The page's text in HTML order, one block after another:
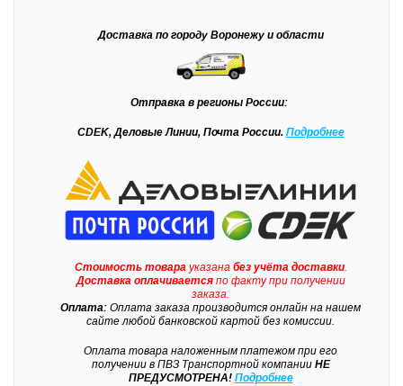
Доставка по городу Воронежу и области
Отправка в регионы России:
CDEK, Деловые Линии, Почта России. Подробнее
Стоимость товарауказана без учёта доставки.
Доставкаоплачиваетсяпо факту при получении
заказа.
Оплата: Оплата заказа производится онлайн на нашем
сайте любой банковской картой без комиссии.
Оплата товара наложенным платежом при его
получении в ПВЗ Транспортной компанииНЕ
ПРЕДУСМОТРЕНА! Подробнее